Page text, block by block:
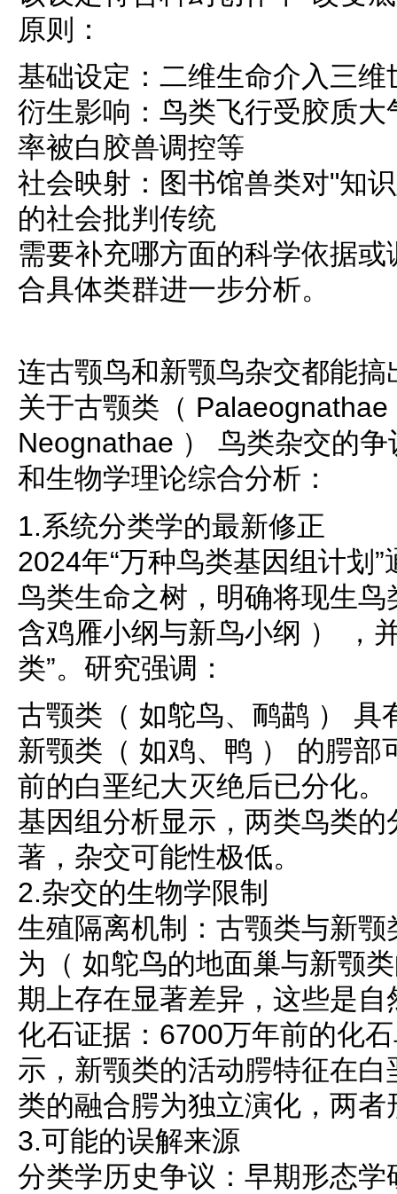
原则：
基础设定：二维生命介入三
衍生影响：鸟类飞行受胶质
率被白胶兽调控等
社会映射：图书馆兽类对"知
的社会批判传统
需要补充哪方面的科学依据
合具体类群进一步分析。
连古颚鸟和新颚鸟杂交都能
关于古颚类（
Neognathae ） 鸟类杂交的
和生物学理论综合分析：
1.系统分类学的最新修正
2024年“万种鸟类基因组计划
鸟类生命之树，明确将现生
含鸡雁小纲与新鸟小纲 ） ，
类”。研究强调：
古颚类（ 如鸵鸟、鸸鹋 ） 具
新颚类（ 如鸡、鸭 ） 的腭部
前的白垩纪大灭绝后已分化。
基因组分析显示，两类鸟类
著，杂交可能性极低。
2.杂交的生物学限制
生殖隔离机制：古颚类与新
为（ 如鸵鸟的地面巢与新颚
期上存在显著差异，这些是
化石证据：6700万年前的化
示，新颚类的活动腭特征在
类的融合腭为独立演化，两
3.可能的误解来源
分类学历史争议：早期形态